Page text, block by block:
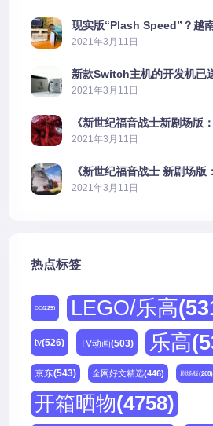
现实版“Plash Speed”？越
PS5上演好戏
2021年3月11日
新款Switch主机的开发机已
2021年3月11日
《新世纪福音战士新剧场版
公开
2021年3月11日
《新世纪福音战士 新剧场
2021年3月11日
热点标签
DC(225) LEGO/乐高
tv(526) TV动画(503) 乐高
京东(543) 全网好文精选(446) 剧场版(268)
开箱晒物(4758)